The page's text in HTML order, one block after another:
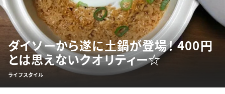
ダイソーから遂に土鍋が登場！ 400円
とは思えないクオリティー☆
ライフスタイル